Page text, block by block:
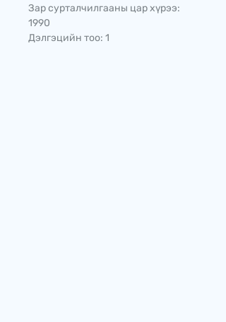
Зар сурталчилгааны цар хүрээ:
1990
Дэлгэцийн тоо: 1